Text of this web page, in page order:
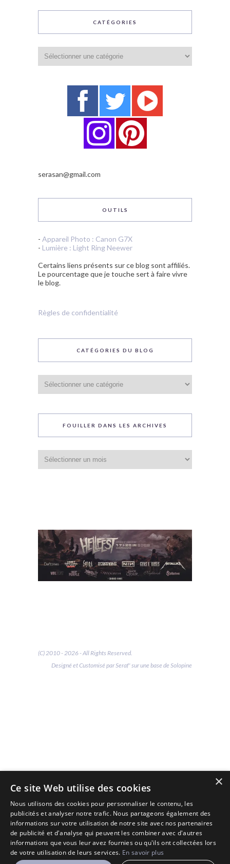
CATÉGORIES
serasan@gmail.com
OUTILS
- Appareil Photo : Canon G7X
- Lumière : Light Ring Neewer
Certains liens présents sur ce blog sont affiliés.
Le pourcentage que je touche sert à faire vivre
le blog.
Règles de confidentialité
CATÉGORIES DU BLOG
du
blog
FOUILLER DANS LES ARCHIVES
dans
les
(C) 2010 - 2026 - All Rights Reserved.
Designé et Customisé par Seraf' sur une base de Solopine
×
Ce site Web utilise des cookies
Nous utilisons des cookies pour personnaliser le contenu, les
publicités et analyser notre trafic. Nous partageons également des
informations sur votre utilisation de notre site avec nos partenaires
de publicité et d'analyse qui peuvent les combiner avec d'autres
informations que vous leur avez fournies ou qu'ils ont collectées lors
de votre utilisation de leurs services. En savoir plus